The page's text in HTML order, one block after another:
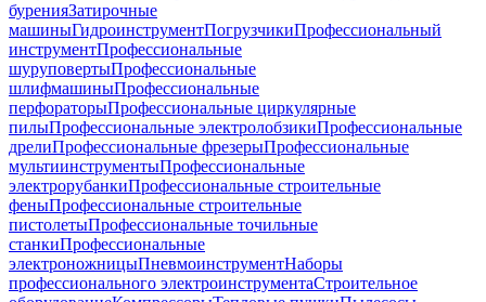
буренияЗатирочные
машиныГидроинструментПогрузчикиПрофессиональный
инструментПрофессиональные
шуруповертыПрофессиональные
шлифмашиныПрофессиональные
перфораторыПрофессиональные циркулярные
пилыПрофессиональные электролобзикиПрофессиональные
дрелиПрофессиональные фрезерыПрофессиональные
мультиинструментыПрофессиональные
электрорубанкиПрофессиональные строительные
феныПрофессиональные строительные
пистолетыПрофессиональные точильные
станкиПрофессиональные
электроножницыПневмоинструментНаборы
профессионального электроинструментаСтроительное